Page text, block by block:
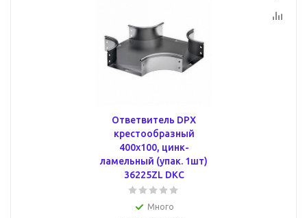
Ответвитель DPX
крестообразный
400х100, цинк-
ламельный (упак. 1шт)
36225ZL DKC
Много